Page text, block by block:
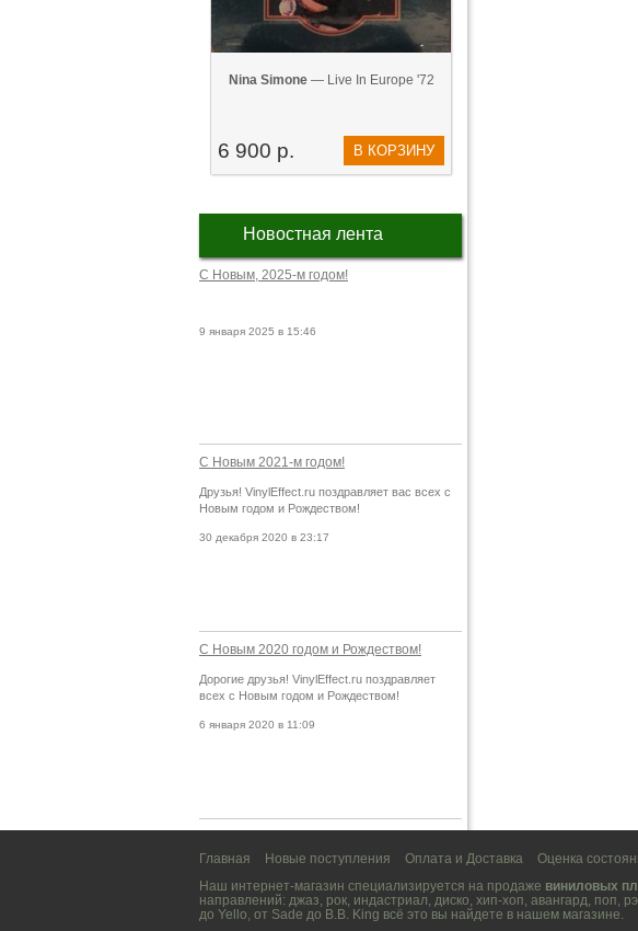
Nina Simone— Live In Europe '72
6 900 р. В КОРЗИНУ
Новостная лента
С Новым, 2025-м годом!
9 января 2025 в 15:46
С Новым 2021-м годом!
Друзья! VinylEffect.ru поздравляет вас всех с
Новым годом и Рождеством!
30 декабря 2020 в 23:17
С Новым 2020 годом и Рождеством!
Дорогие друзья! VinylEffect.ru поздравляет
всех с Новым годом и Рождеством!
6 января 2020 в 11:09
Главная Новые поступления Оплата и Доставка Оценка
Наш интернет-магазин специализируется на продаже виниловых
направлений: джаз, рок, индастриал, диско, хип-хоп, авангард, поп,
до Yello, от Sade до B.B. King всё это вы найдете в нашем магазине.